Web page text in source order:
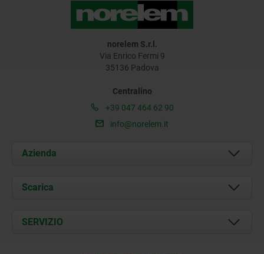
norelem S.r.l.
Via Enrico Fermi 9
35136 Padova
Centralino
+39 047 464 62 90
info@norelem.it
Azienda
Chi siamo
Contatti
Scarica
Documents
SERVIZIO